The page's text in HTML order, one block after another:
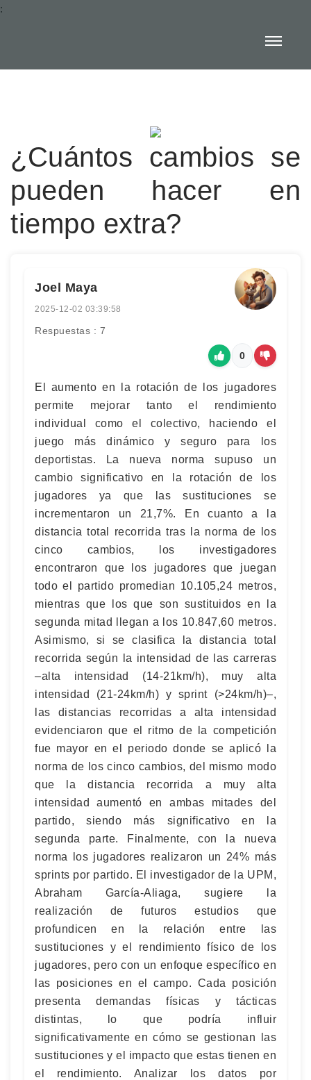
:
¿Cuántos cambios se
pueden hacer en
tiempo extra?
Joel Maya
2025-12-02 03:39:58
Respuestas : 7
0
El aumento en la rotación de los jugadores
permite mejorar tanto el rendimiento
individual como el colectivo, haciendo el
juego más dinámico y seguro para los
deportistas. La nueva norma supuso un
cambio significativo en la rotación de los
jugadores ya que las sustituciones se
incrementaron un 21,7%. En cuanto a la
distancia total recorrida tras la norma de los
cinco cambios, los investigadores
encontraron que los jugadores que juegan
todo el partido promedian 10.105,24 metros,
mientras que los que son sustituidos en la
segunda mitad llegan a los 10.847,60 metros.
Asimismo, si se clasifica la distancia total
recorrida según la intensidad de las carreras
–alta intensidad (14-21km/h), muy alta
intensidad (21-24km/h) y sprint (>24km/h)–,
las distancias recorridas a alta intensidad
evidenciaron que el ritmo de la competición
fue mayor en el periodo donde se aplicó la
norma de los cinco cambios, del mismo modo
que la distancia recorrida a muy alta
intensidad aumentó en ambas mitades del
partido, siendo más significativo en la
segunda parte. Finalmente, con la nueva
norma los jugadores realizaron un 24% más
sprints por partido. El investigador de la UPM,
Abraham García-Aliaga, sugiere la
realización de futuros estudios que
profundicen en la relación entre las
sustituciones y el rendimiento físico de los
jugadores, pero con un enfoque específico en
las posiciones en el campo. Cada posición
presenta demandas físicas y tácticas
distintas, lo que podría influir
significativamente en cómo se gestionan las
sustituciones y el impacto que estas tienen en
el rendimiento. Analizar los datos por